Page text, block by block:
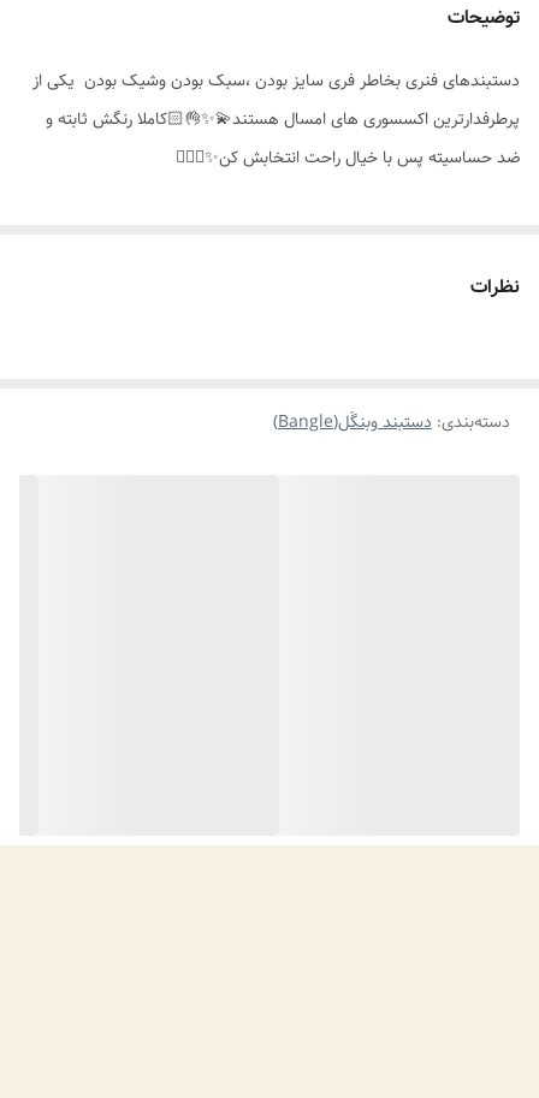
موارد استفاده روزانه،همراه ساعت،دائمی،استایل
توضیحات
دستبندهای فنری بخاطر فری سایز بودن ،سبک بودن وشیک بودن یکی از
پرطرفدارترین اکسسوری های امسال هستند💫✨️👌🏻کاملا رنگش ثابته و
ضد حساسیته پس با خیال راحت انتخابش کن✨️👌🏻🤍
نظرات
دسته‌بندی: دستبند وبنگَل(Bangle)